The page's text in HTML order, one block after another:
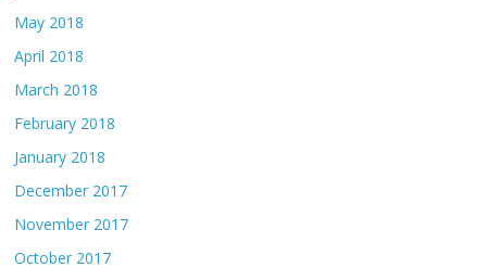
May 2018
April 2018
March 2018
February 2018
January 2018
December 2017
November 2017
October 2017